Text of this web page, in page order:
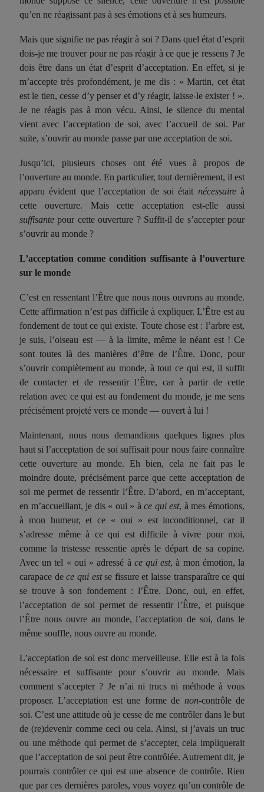
qu’en ne réagissant pas à ses émotions et à ses humeurs.
Mais que signifie ne pas réagir à soi ? Dans quel état d’esprit
dois-je me trouver pour ne pas réagir à ce que je ressens ? Je
dois être dans un état d’esprit d’acceptation. En effet, si je
m’accepte très profondément, je me dis : « Martin, cet état
est le tien, cesse d’y penser et d’y réagir, laisse-le exister ! ».
Je ne réagis pas à mon vécu. Ainsi, le silence du mental
vient avec l’acceptation de soi, avec l’accueil de soi. Par
suite, s’ouvrir au monde passe par une acceptation de soi.
Jusqu’ici, plusieurs choses ont été vues à propos de
l’ouverture au monde. En particulier, tout dernièrement, il est
apparu évident que l’acceptation de soi était nécessaire à
cette ouverture. Mais cette acceptation est-elle aussi
suffisante pour cette ouverture ? Suffit-il de s’accepter pour
s’ouvrir au monde ?
L’acceptation comme condition suffisante à l’ouverture
sur le monde
C’est en ressentant l’Être que nous nous ouvrons au monde.
Cette affirmation n’est pas difficile à expliquer. L’Être est au
fondement de tout ce qui existe. Toute chose est : l’arbre est,
je suis, l’oiseau est — à la limite, même le néant est ! Ce
sont toutes là des manières d’être de l’Être. Donc, pour
s’ouvrir complètement au monde, à tout ce qui est, il suffit
de contacter et de ressentir l’Être, car à partir de cette
relation avec ce qui est au fondement du monde, je me sens
précisément projeté vers ce monde — ouvert à lui !
Maintenant, nous nous demandions quelques lignes plus
haut si l’acceptation de soi suffisait pour nous faire connaître
cette ouverture au monde. Eh bien, cela ne fait pas le
moindre doute, précisément parce que cette acceptation de
soi me permet de ressentir l’Être. D’abord, en m’acceptant,
en m’accueillant, je dis « oui » àce qui est, à mes émotions,
à mon humeur, et ce « oui » est inconditionnel, car il
s’adresse même à ce qui est difficile à vivre pour moi,
comme la tristesse ressentie après le départ de sa copine.
Avec un tel « oui » adressé à ce qui est, à mon émotion, la
carapace dece qui estse fissure et laisse transparaître ce qui
se trouve à son fondement : l’Être. Donc, oui, en effet,
l’acceptation de soi permet de ressentir l’Être, et puisque
l’Être nous ouvre au monde, l’acceptation de soi, dans le
même souffle, nous ouvre au monde.
L’acceptation de soi est donc merveilleuse. Elle est à la fois
nécessaire et suffisante pour s’ouvrir au monde. Mais
comment s’accepter ? Je n’ai ni trucs ni méthode à vous
proposer. L’acceptation est une forme de non-contrôle de
soi. C’est une attitude où je cesse de me contrôler dans le but
de (re)devenir comme ceci ou cela. Ainsi, si j’avais un truc
ou une méthode qui permet de s’accepter, cela impliquerait
que l’acceptation de soi peut être contrôlée. Autrement dit, je
pourrais contrôler ce qui est une absence de contrôle. Rien
que par ces dernières paroles, vous voyez qu’un contrôle de